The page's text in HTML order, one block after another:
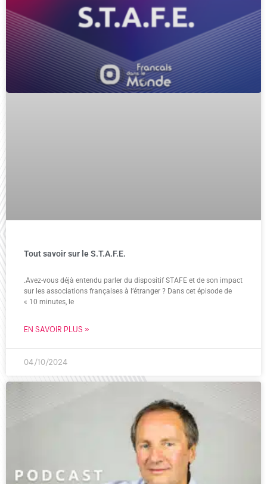
Tout savoir sur le S.T.A.F.E.
.Avez-vous déjà entendu parler du dispositif STAFE et de son impact
sur les associations françaises à l’étranger ? Dans cet épisode de
« 10 minutes, le
EN SAVOIR PLUS »
04/10/2024